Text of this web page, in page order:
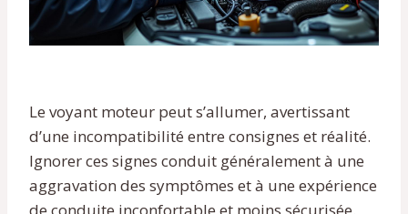
Le voyant moteur peut s’allumer, avertissant
d’une incompatibilité entre consignes et réalité.
Ignorer ces signes conduit généralement à une
aggravation des symptômes et à une expérience
de conduite inconfortable et moins sécurisée.